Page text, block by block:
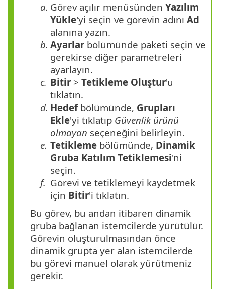
a. Görev açılır menüsünden Yazılım
Yükle'yi seçin ve görevin adını Ad
alanına yazın.
b. Ayarlar bölümünde paketi seçin ve
gerekirse diğer parametreleri
ayarlayın.
c. Bitir > Tetikleme Oluştur'u
tıklatın.
d. Hedefbölümünde, Grupları
Ekle'yi tıklatıp Güvenlik ürünü
olmayan seçeneğini belirleyin.
e. Tetikleme bölümünde, Dinamik
Gruba Katılım Tetiklemesi'ni
seçin.
f. Görevi ve tetiklemeyi kaydetmek
için Bitir'i tıklatın.
Bu görev, bu andan itibaren dinamik
gruba bağlanan istemcilerde yürütülür.
Görevin oluşturulmasından önce
dinamik grupta yer alan istemcilerde
bu görevi manuel olarak yürütmeniz
gerekir.